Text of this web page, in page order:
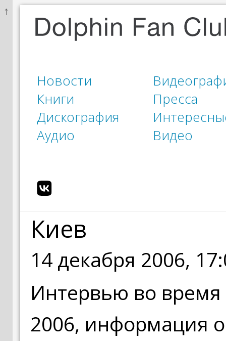
↑
Новости
Книги
Дискография
Аудио
Пресса
Видео
Киев
14 декабря 2006,
Интервью во время
2006, информация